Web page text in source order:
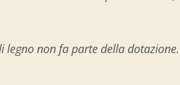
legno non fa parte della dotazione.